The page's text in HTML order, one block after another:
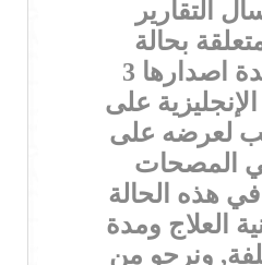
التقارير
بحالة
المريض مدة اصدارها 3
على
لعرضه على
في المصحات
هذه الحالة
العلاج ومدة
ونرجو من